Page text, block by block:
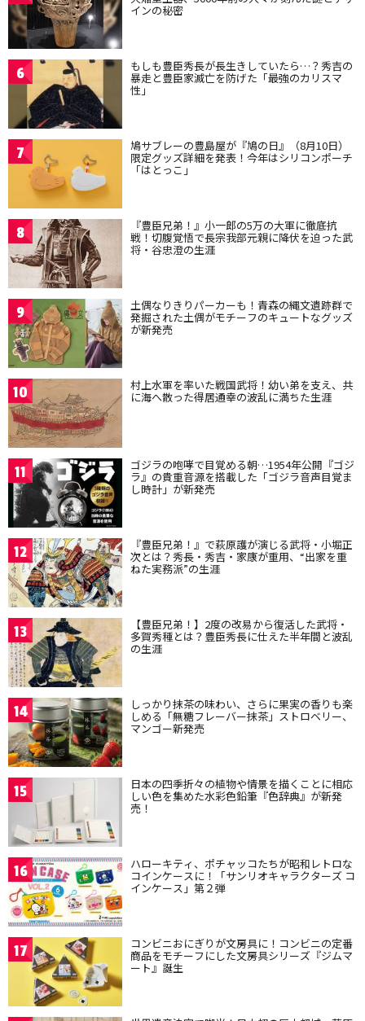
インの秘密
6 もしも豊臣秀長が長生きしていたら…？秀吉の
暴走と豊臣家滅亡を防げた「最強のカリスマ
性」
7 鳩サブレーの豊島屋が『鳩の日』（8月10日）
限定グッズ詳細を発表！今年はシリコンポーチ
「はとっこ」
8 『豊臣兄弟！』小一郎の5万の大軍に徹底抗
戦！切腹覚悟で長宗我部元親に降伏を迫った武
将・谷忠澄の生涯
9 土偶なりきりパーカーも！青森の縄文遺跡群で
発掘された土偶がモチーフのキュートなグッズ
が新発売
10 村上水軍を率いた戦国武将！幼い弟を支え、共
に海へ散った得居通幸の波乱に満ちた生涯
11 ゴジラの咆哮で目覚める朝…1954年公開『ゴジ
ラ』の貴重音源を搭載した「ゴジラ音声目覚ま
し時計」が新発売
12 『豊臣兄弟！』で萩原護が演じる武将・小堀正
次とは？秀長・秀吉・家康が重用、“出家を重
ねた実務派”の生涯
13 【豊臣兄弟！】2度の改易から復活した武将・
多賀秀種とは？豊臣秀長に仕えた半年間と波乱
の生涯
14 しっかり抹茶の味わい、さらに果実の香りも楽
しめる「無糖フレーバー抹茶」ストロベリー、
マンゴー新発売
15 日本の四季折々の植物や情景を描くことに相応
しい色を集めた水彩色鉛筆『色辞典』が新発
売！
16 ハローキティ、ポチャッコたちが昭和レトロな
コインケースに！「サンリオキャラクターズ コ
インケース」第２弾
17 コンビニおにぎりが文房具に！コンビニの定番
商品をモチーフにした文房具シリーズ『ジムマ
ート』誕生